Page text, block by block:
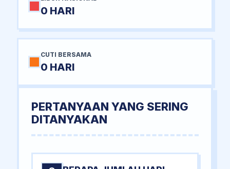
0 HARI
CUTI BERSAMA
0 HARI
PERTANYAAN YANG SERING
DITANYAKAN